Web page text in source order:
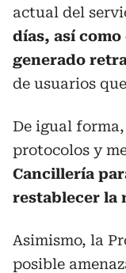
actual del
días, así
generado
de usuarios
De igual
protocolos y
Cancillería
restablecer la
Asimismo, la
posible